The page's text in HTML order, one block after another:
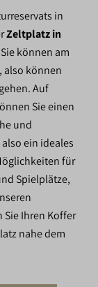
in
Zeltplatz in
können am
also können
Auf
Sie einen
und
ein ideales
für
Spielplätze,
Sie Ihren Koffer
nahe dem